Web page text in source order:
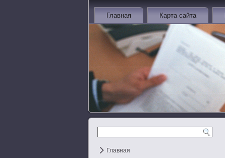
Главная Карта сайта
Главная